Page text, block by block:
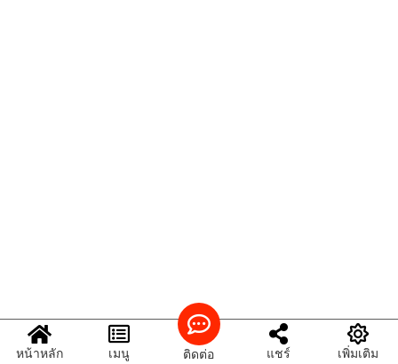
หน้าหลัก เมนู ติดต่อ แชร์ เพิ่มเติม